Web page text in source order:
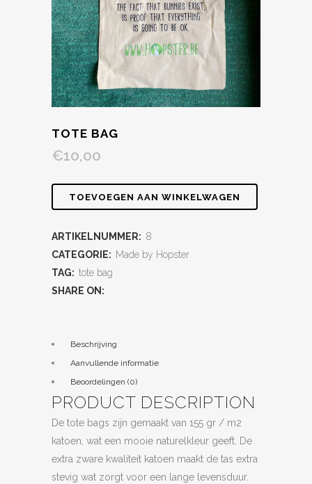
TOTE BAG
€10,00
TOEVOEGEN AAN WINKELWAGEN
ARTIKELNUMMER: 8
CATEGORIE: Made by Hopster
TAG: tote bag
SHARE ON:
Beschrijving
Aanvullende informatie
Beoordelingen (0)
PRODUCT DESCRIPTION
De tote bags zijn gemaakt van 155 gr / m2
katoen, wat een mooie naturelkleur geeft. De
extra zware kwaliteit katoen maakt de tas extra
stevig wat zorgt voor een lange levensduur.